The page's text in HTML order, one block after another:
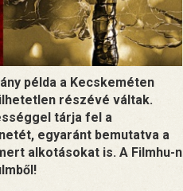
példa a Kecskeméten
részévé váltak.
tárja fel a
egyaránt bemutatva a
alkotásokat is. A Filmhu-n